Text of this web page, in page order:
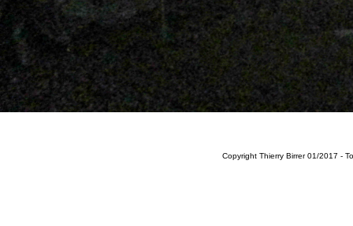
Copyright Thierry Birrer 01/2017 -